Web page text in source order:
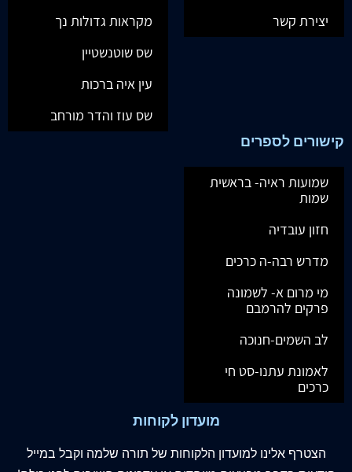
יצירת קשר
מקראות גדולות נך
שס שוטנשטיין
עין איה ברכות
שס עוז והדר מורחב
קישורים לספרים
שמועות ראיה- בראשית
שמות
חזון עובדיה
מדרש רבה-ה כרכים
מי מרום א- לשמונה
פרקים להרמבם
לב השמים-חנוכה
לאמונת עתנו-סט חי
כרכים
מועדון לקוחות
הצטרף אלינו למועדון הלקוחות של תורה שלמה וקבל במייל